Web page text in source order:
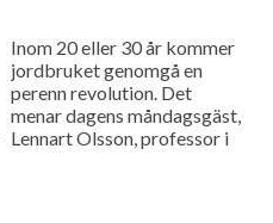
Inom 20 eller 30 år kommer
jordbruket genomgå en
perenn revolution. Det
menar dagens måndagsgäst,
Lennart Olsson, professor i